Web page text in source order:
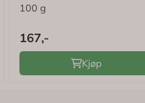
100 g
167,-
Kjøp